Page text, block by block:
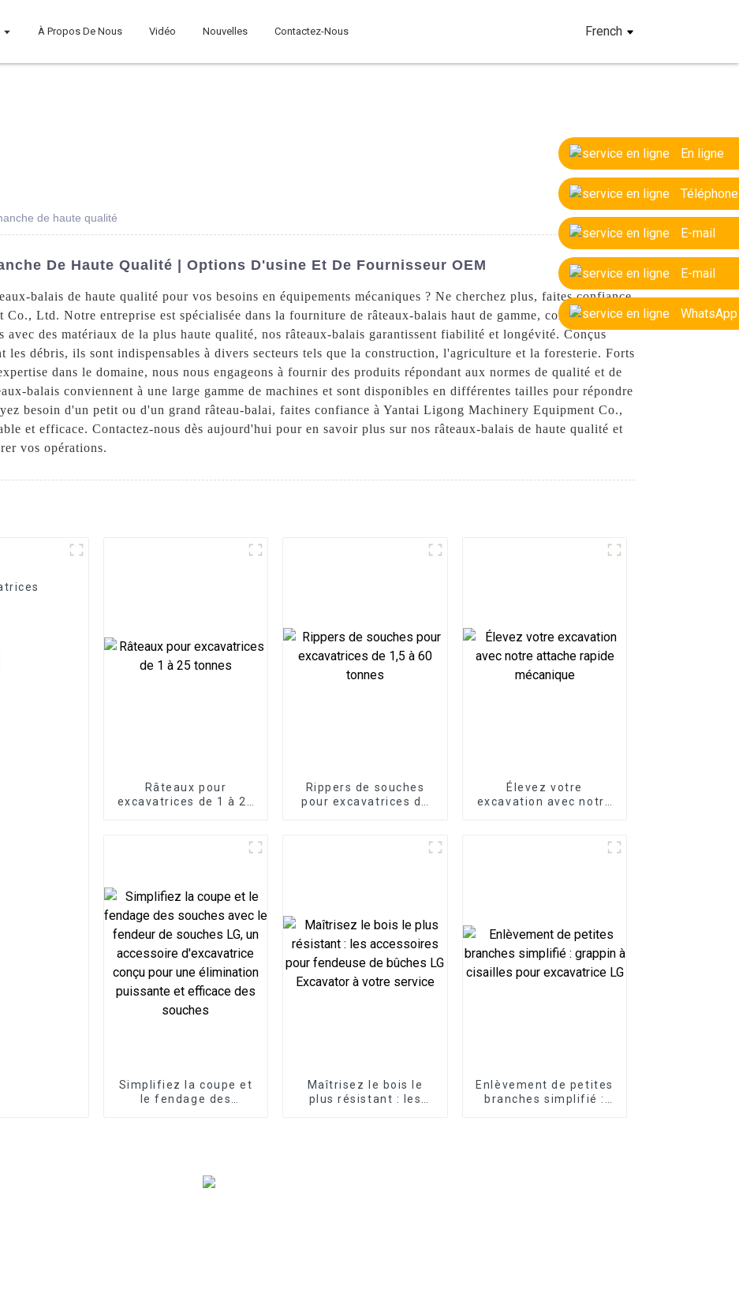
À Propos De Nous Vidéo Nouvelles Contactez-Nous French
En ligne
Téléphone
E-mail
E-mail
WhatsApp
de haute qualité
De Haute Qualité | Options D'usine Et De Fournisseur OEM
balais de haute qualité pour vos besoins en équipements mécaniques ? Ne cherchez plus, faites confiance
Ltd. Notre entreprise est spécialisée dans la fourniture de râteaux-balais haut de gamme, conçus pour la
avec des matériaux de la plus haute qualité, nos râteaux-balais garantissent fiabilité et longévité. Conçus
les débris, ils sont indispensables à divers secteurs tels que la construction, l'agriculture et la foresterie. Forts
dans le domaine, nous nous engageons à fournir des produits répondant aux normes de qualité et de
balais conviennent à une large gamme de machines et sont disponibles en différentes tailles pour répondre
besoin d'un petit ou d'un grand râteau-balai, faites confiance à Yantai Ligong Machinery Equipment Co.,
et efficace. Contactez-nous dès aujourd'hui pour en savoir plus sur nos râteaux-balais de haute qualité et
vos opérations.
Râteaux pour
excavatrices de 1 à 25
Rippers de souches
pour excavatrices de
Élevez votre
excavation avec notre
Simplifiez la coupe et
le fendage des
puissante et efficace
Maîtrisez le bois le
plus résistant : les
Enlèvement de petites
branches simplifié :